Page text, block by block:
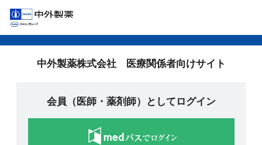
中外製薬株式会社 医療関係者向けサイト
会員（医師・薬剤師）としてログイン